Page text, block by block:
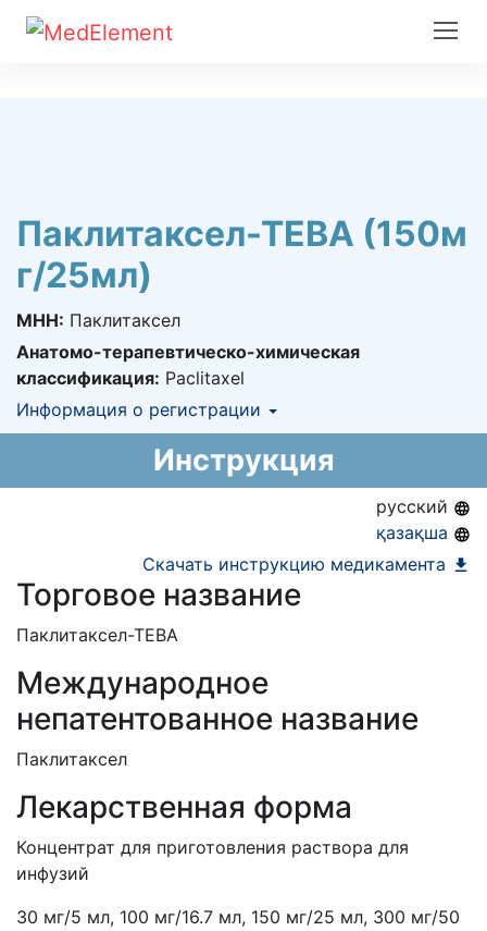
Паклитаксел-ТЕВА (150м
г/25мл)
МНН: Паклитаксел
Анатомо-терапевтическо-химическая
классификация: Paclitaxel
Информация о регистрации
Информация о регистрации в РК:31.10.2014 -
Инструкция
русский
қазақша
Скачать инструкцию медикамента
Торговое название
Паклитаксел-ТЕВА
Международное
непатентованное название
Паклитаксел
Лекарственная форма
Концентрат для приготовления раствора для
инфузий
30 мг/5 мл, 100 мг/16.7 мл, 150 мг/25 мл, 300 мг/50